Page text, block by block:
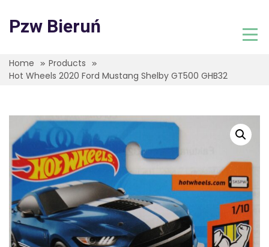
content
Pzw Bieruń
Home
Products
Hot Wheels 2020 Ford Mustang Shelby GT500 GHB32